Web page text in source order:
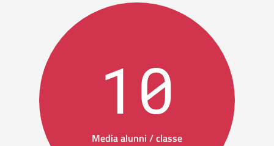
10
Media alunni / classe